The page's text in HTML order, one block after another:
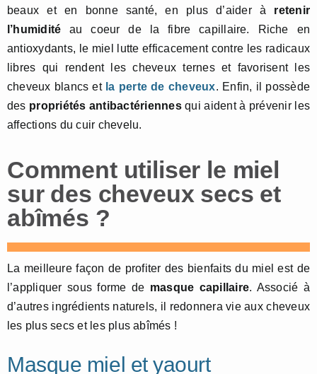
beaux et en bonne santé, en plus d’aider à retenir
l’humidité au coeur de la fibre capillaire. Riche en
antioxydants, le miel lutte efficacement contre les radicaux
libres qui rendent les cheveux ternes et favorisent les
cheveux blancs et la perte de cheveux. Enfin, il possède
des propriétés antibactériennesqui aident à prévenir les
affections du cuir chevelu.
Comment utiliser le miel
sur des cheveux secs et
abîmés ?
La meilleure façon de profiter des bienfaits du miel est de
l’appliquer sous forme de masque capillaire. Associé à
d’autres ingrédients naturels, il redonnera vie aux cheveux
les plus secs et les plus abîmés !
Masque miel et yaourt